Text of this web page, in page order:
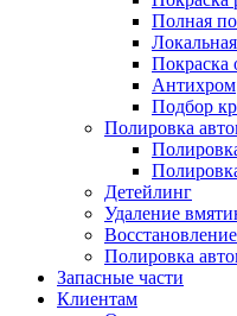
Полная
Покраска
Антихром
Подбор
Полировка
Детейлинг
Удаление
Полировка
Запасные части
Клиентам